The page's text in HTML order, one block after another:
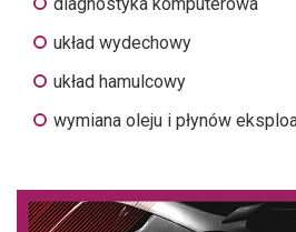
układ wydechowy
układ hamulcowy
wymiana oleju i płynów